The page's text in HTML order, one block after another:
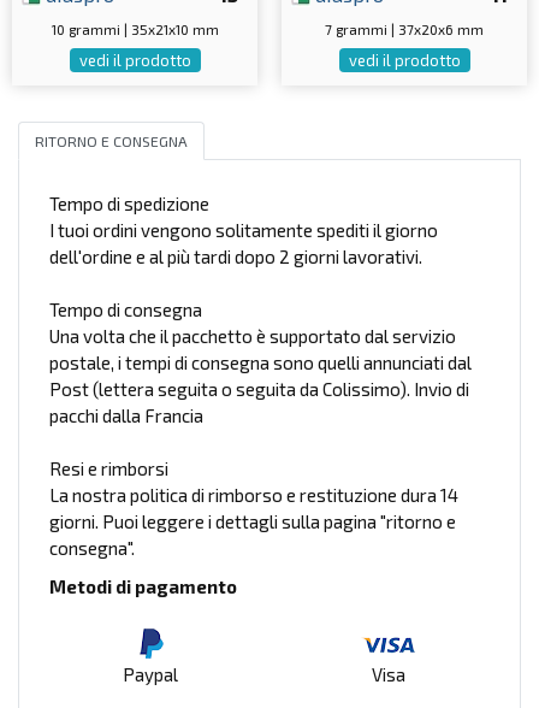
10 grammi | 35x21x10 mm
vedi il prodotto
7 grammi | 37x20x6 mm
vedi il prodotto
RITORNO E CONSEGNA
Tempo di spedizione
I tuoi ordini vengono solitamente spediti il giorno
dell'ordine e al più tardi dopo 2 giorni lavorativi.
Tempo di consegna
Una volta che il pacchetto è supportato dal servizio
postale, i tempi di consegna sono quelli annunciati dal
Post (lettera seguita o seguita da Colissimo). Invio di
pacchi dalla Francia
Resi e rimborsi
La nostra politica di rimborso e restituzione dura 14
giorni. Puoi leggere i dettagli sulla pagina "ritorno e
consegna".
Metodi di pagamento
Paypal Visa